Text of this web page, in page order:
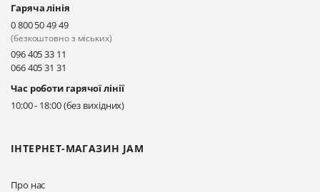
Київ, вул. Драгоманова 31-д
Прокласти маршрут
Київ, вул. Драгоманова 31-д
Прокласти маршрут
ІНТЕРНЕТ-МАГАЗИН JAM
Про нас
Гаряча лінія
0 800 50 49 49
(безкоштовно з міських)
096 405 33 11
066 405 31 31
Час роботи гарячої лінії
10:00 - 18:00 (без вихідних)